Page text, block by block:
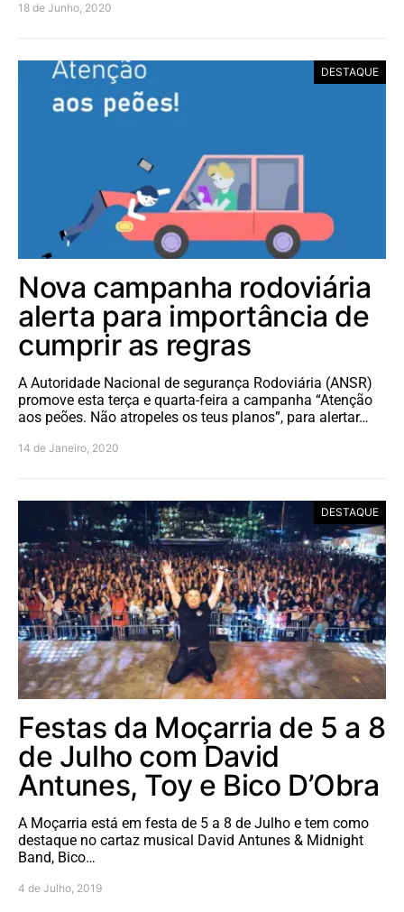
18 de Junho, 2020
DESTAQUE
Nova campanha rodoviária
alerta para importância de
cumprir as regras
A Autoridade Nacional de segurança Rodoviária (ANSR)
promove esta terça e quarta-feira a campanha “Atenção
aos peões. Não atropeles os teus planos”, para alertar…
14 de Janeiro, 2020
DESTAQUE
Festas da Moçarria de 5 a 8
de Julho com David
Antunes, Toy e Bico D’Obra
A Moçarria está em festa de 5 a 8 de Julho e tem como
destaque no cartaz musical David Antunes & Midnight
Band, Bico…
4 de Julho, 2019